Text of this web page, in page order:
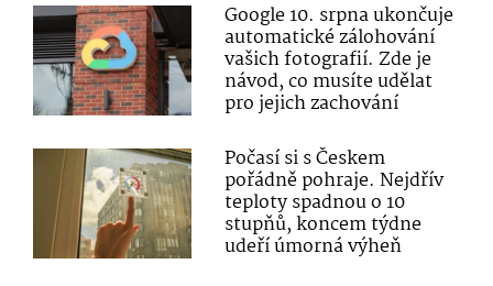
Google 10. srpna ukončuje
automatické zálohování
vašich fotografií. Zde je
návod, co musíte udělat
pro jejich zachování
Počasí si s Českem
pořádně pohraje. Nejdřív
teploty spadnou o 10
stupňů, koncem týdne
udeří úmorná výheň